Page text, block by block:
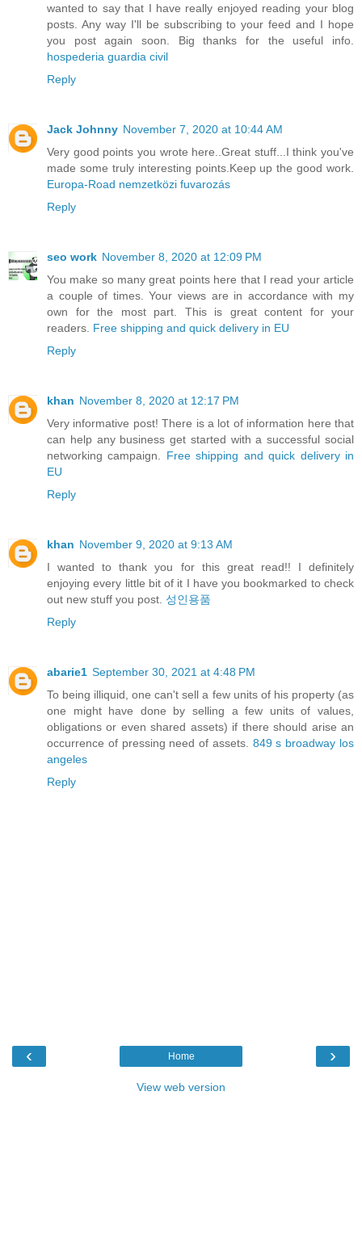
wanted to say that I have really enjoyed reading your blog
posts. Any way I'll be subscribing to your feed and I hope
you post again soon. Big thanks for the useful info.
hospederia guardia civil
Reply
Jack Johnny November 7, 2020 at 10:44 AM
Very good points you wrote here..Great stuff...I think you've
made some truly interesting points.Keep up the good work.
Europa-Road nemzetközi fuvarozás
Reply
seo work November 8, 2020 at 12:09 PM
You make so many great points here that I read your article
a couple of times. Your views are in accordance with my
own for the most part. This is great content for your
readers. Free shipping and quick delivery in EU
Reply
khan November 8, 2020 at 12:17 PM
Very informative post! There is a lot of information here that
can help any business get started with a successful social
networking campaign. Free shipping and quick delivery in
EU
Reply
khan November 9, 2020 at 9:13 AM
I wanted to thank you for this great read!! I definitely
enjoying every little bit of it I have you bookmarked to check
out new stuff you post. 성인용품
Reply
abarie1 September 30, 2021 at 4:48 PM
To being illiquid, one can't sell a few units of his property (as
one might have done by selling a few units of values,
obligations or even shared assets) if there should arise an
occurrence of pressing need of assets. 849 s broadway los
angeles
Reply
‹ ›
Home
View web version